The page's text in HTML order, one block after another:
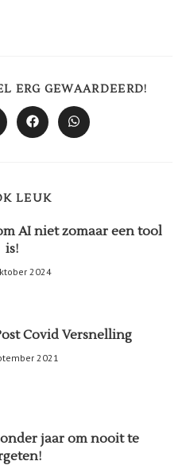
ERG GEWAARDEERD!
Opent
in
Opent
in
LEUK
AI niet zomaar een tool
is!
2024
Covid Versnelling
2021
jaar om nooit te